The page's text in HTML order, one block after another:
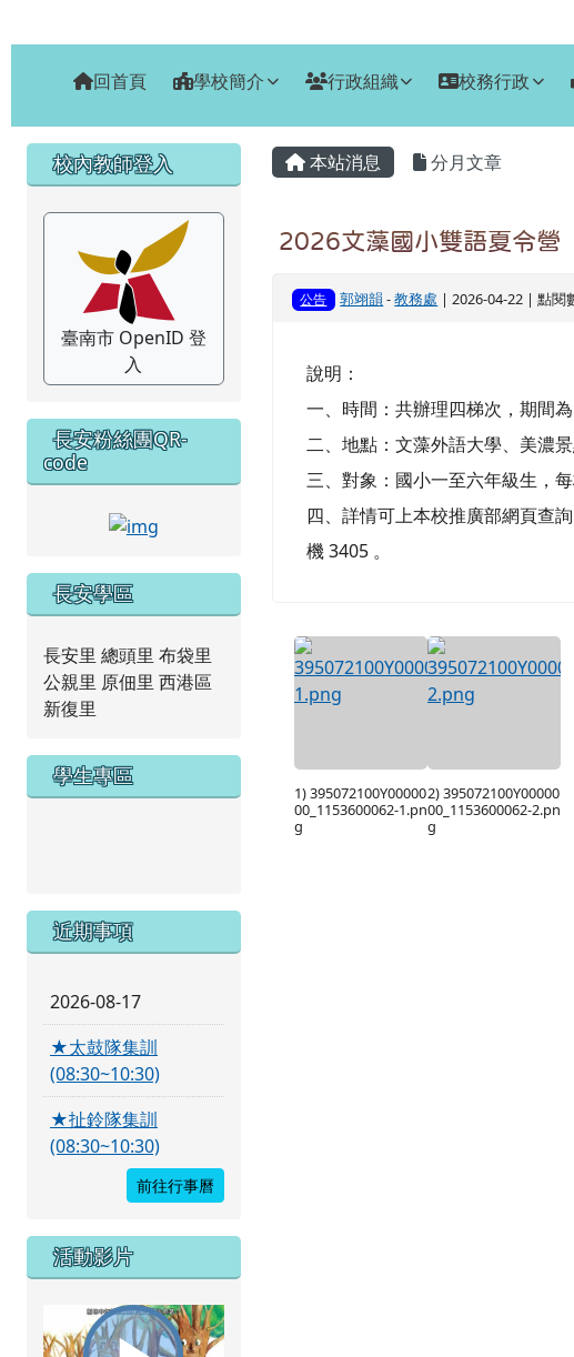
跳至主內容區
臺南市安南區長安國小
回首頁 學校簡介 行政組織 校務行政
左邊區域內容
校內教師登入
臺南市 OpenID 登
入
長安粉絲團QR-
code
link to https://www.facebook.com/tncaps
長安學區
長安里 總頭里 布袋里
公親里 原佃里 西港區
新復里
學生專區
link to https://new.caps.tn.edu.tw/modules/tad_web/
近期事項
2026-08-17
★太鼓隊集訓
(08:30~10:30)
★扯鈴隊集訓
(08:30~10:30)
前往行事曆
活動影片
主內容區域
本站消息 分月文章
2026文藻國小雙語夏令營
公告 郭翊韻 -教務處 | 2026-04-22 | 點閱
說明：
一、時間：共辦理四梯次，期間
二、地點：文藻外語大學、美濃
三、對象：國小一至六年級生，
四、詳情可上本校推廣部網頁
機 3405 。
1) 395072100Y00000
00_1153600062-1.pn
g
2) 395072100Y00000
00_1153600062-2.pn
g
頁尾區域